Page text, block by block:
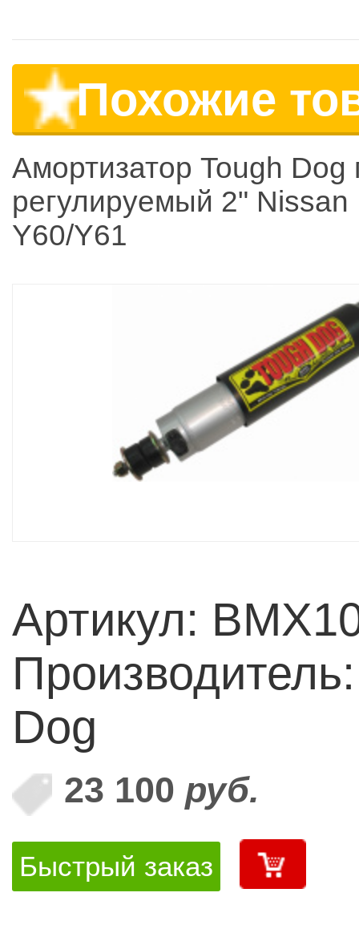
Похожие
Амортизатор Tough Dog
регулируемый 2" Nissan
Y60/Y61
Артикул:
Dog
23 100 руб.
Быстрый заказ